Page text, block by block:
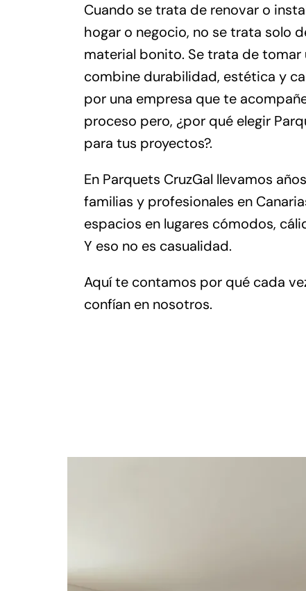
Cuando se trata de renovar o
hogar o negocio, no se trata solo
material bonito. Se trata de tomar
combine durabilidad, estética y
por una empresa que te
proceso pero, ¿por qué elegir
para tus proyectos?.
En Parquets CruzGal llevamos
familias y profesionales en
espacios en lugares cómodos,
Y eso no es casualidad.
Aquí te contamos por qué cada
confían en nosotros.